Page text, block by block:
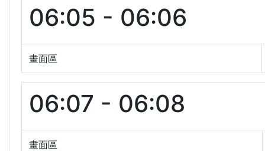
06:05 - 06:06
畫面區
06:07 - 06:08
畫面區